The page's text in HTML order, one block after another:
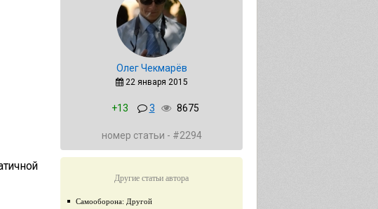
Олег Чекмарёв
22 января 2015
+13 3 8675
номер статьи - #2294
Другие статьи автора
Самооборона: Другой